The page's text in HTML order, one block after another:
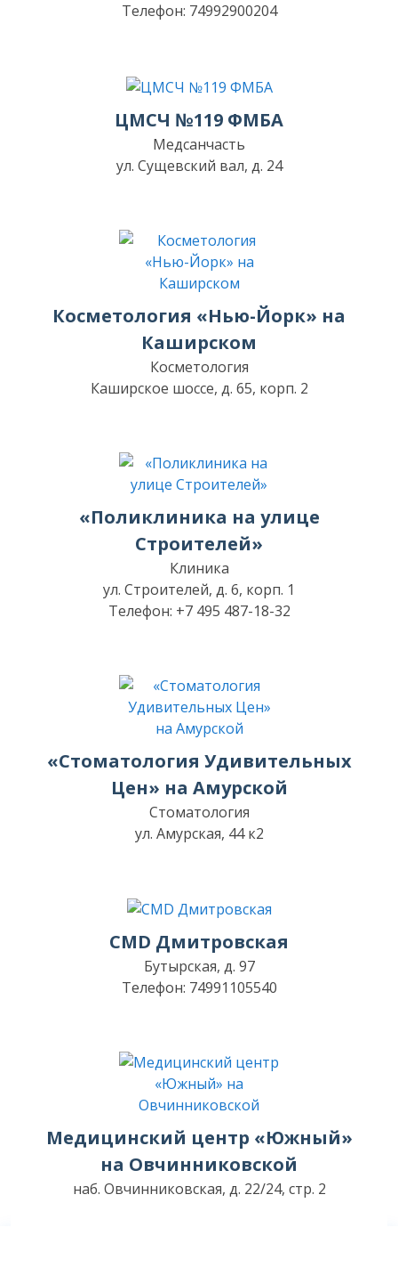
Телефон: 74992900204
ЦМСЧ №119 ФМБА
Медсанчасть
ул. Сущевский вал, д. 24
Косметология «Нью-Йорк» на
Каширском
Косметология
Каширское шоссе, д. 65, корп. 2
«Поликлиника на улице
Строителей»
Клиника
ул. Строителей, д. 6, корп. 1
Телефон: +7 495 487-18-32
«Стоматология Удивительных
Цен» на Амурской
Стоматология
ул. Амурская, 44 к2
CMD Дмитровская
Бутырская, д. 97
Телефон: 74991105540
Медицинский центр «Южный»
на Овчинниковской
наб. Овчинниковская, д. 22/24, стр. 2